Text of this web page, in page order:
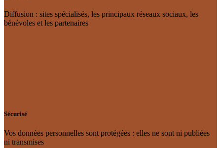
Diffusion : sites spécialisés, les principaux réseaux sociaux, les
bénévoles et les partenaires
Sécurisé
Vos données personnelles sont protégées : elles ne sont ni publiées
ni transmises